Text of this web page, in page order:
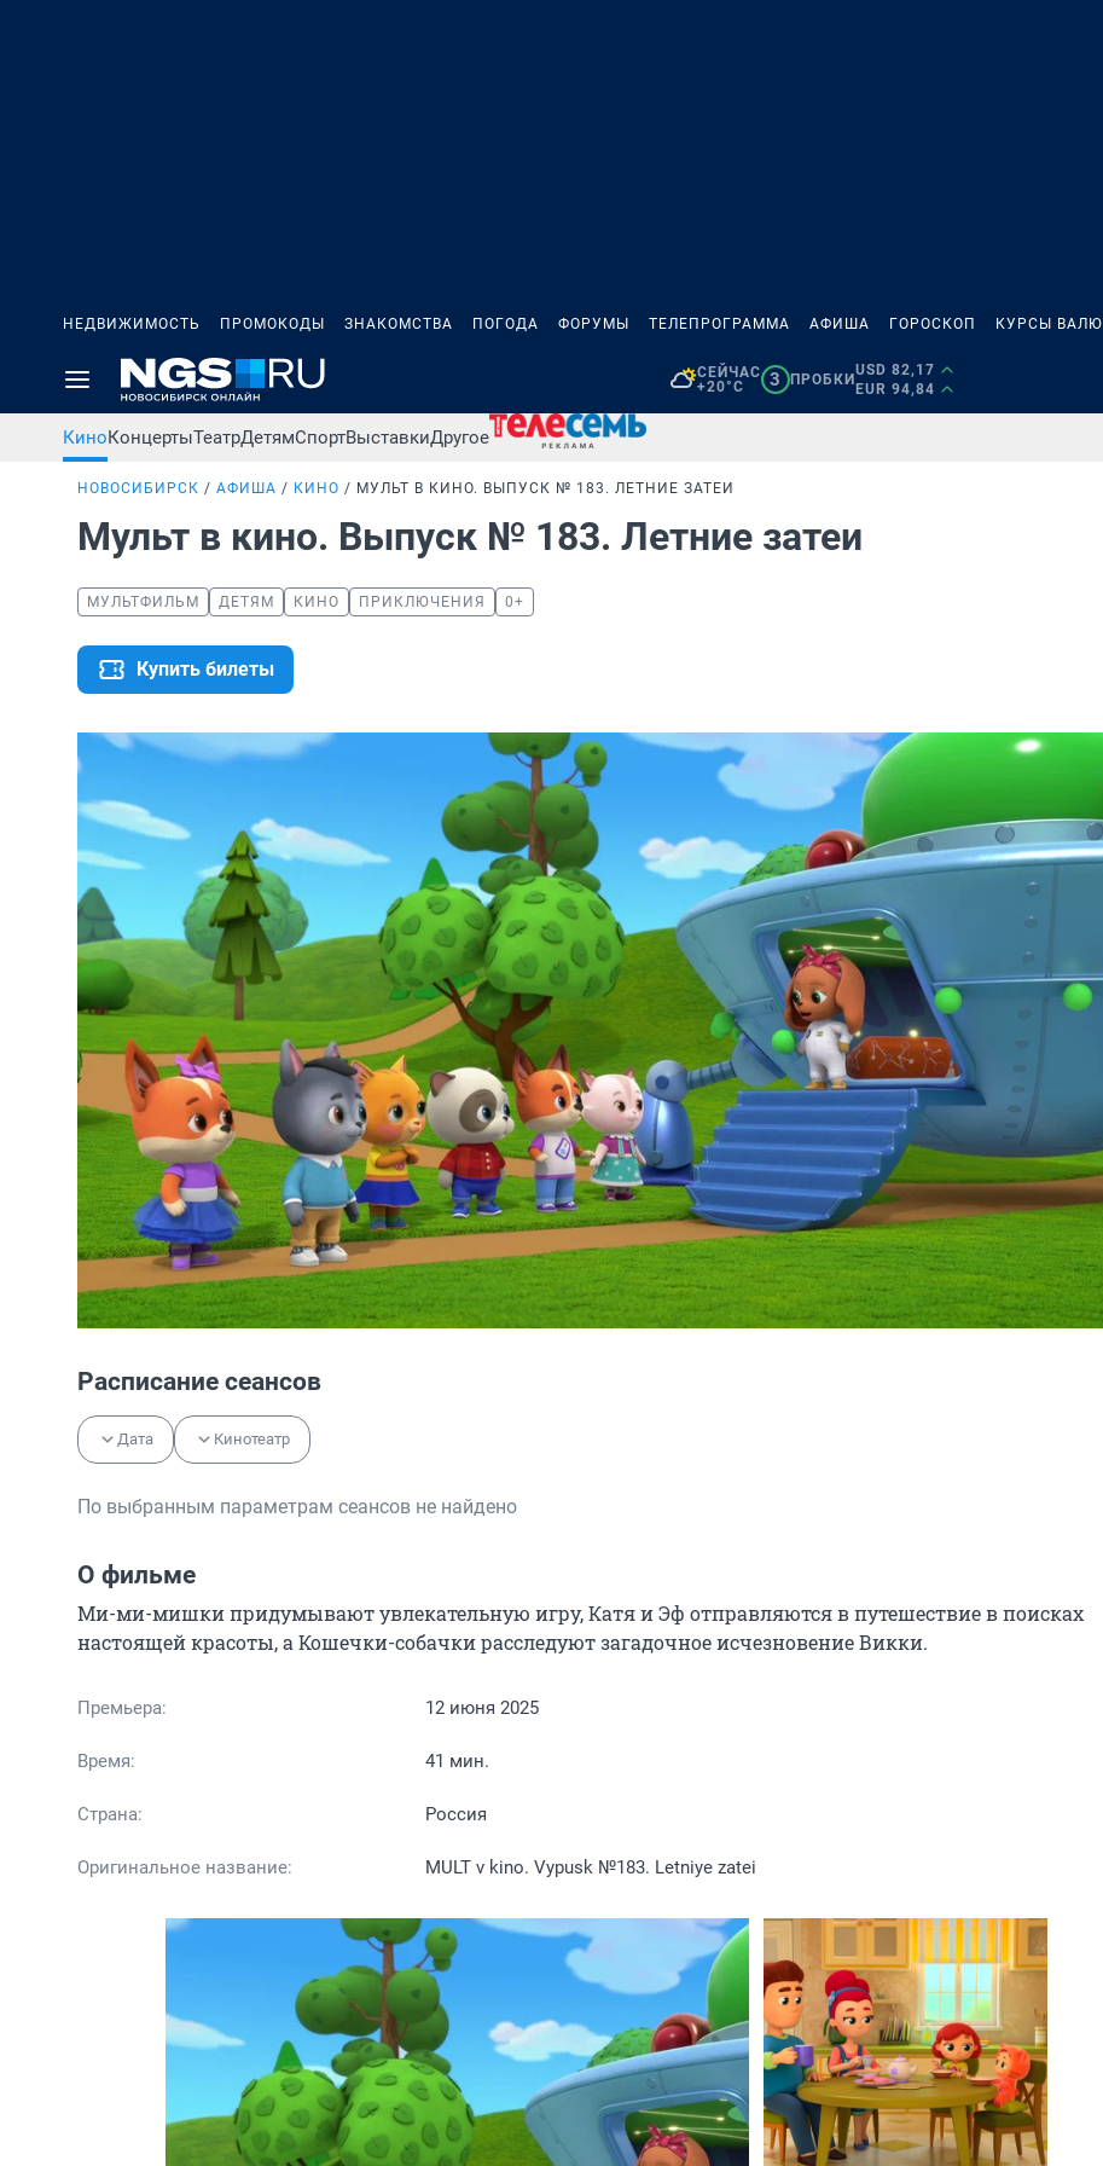
НЕДВИЖИМОСТЬ ПРОМОКОДЫ ЗНАКОМСТВА ПОГОДА ФОРУМЫ ТЕЛЕПРОГРАММА АФИША ГОРОСКОП КУРСЫ
СЕЙЧАС
+20°C
3 ПРОБКИ
USD 82,17
EUR 94,84
КиноКонцертыТеатрДетямСпортВыставкиДругое
НОВОСИБИРСК АФИША КИНО МУЛЬТ В КИНО. ВЫПУСК № 183. ЛЕТНИЕ ЗАТЕИ
Мульт в кино. Выпуск № 183. Летние затеи
МУЛЬТФИЛЬМ ДЕТЯМ КИНО ПРИКЛЮЧЕНИЯ 0+
Купить билеты
Расписание сеансов
Дата Кинотеатр
По выбранным параметрам сеансов не найдено
О фильме
Ми-ми-мишки придумывают увлекательную игру, Катя и Эф отправляются в путешествие в поисках
настоящей красоты, а Кошечки-собачки расследуют загадочное исчезновение Викки.
Премьера: 12 июня 2025
Время: 41 мин.
Страна: Россия
Оригинальное название: MULT v kino. Vypusk №183. Letniye zatei